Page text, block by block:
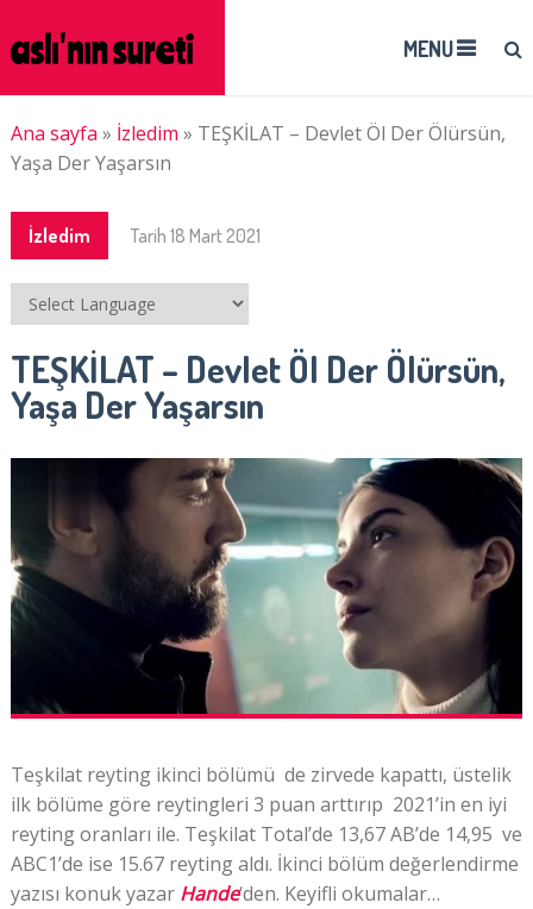
MENU
Ana sayfa » İzledim » TEŞKİLAT – Devlet Öl Der Ölürsün,
Yaşa Der Yaşarsın
İzledim Tarih 18 Mart 2021
TEŞKİLAT – Devlet Öl Der Ölürsün,
Yaşa Der Yaşarsın
Teşkilat reyting ikinci bölümü de zirvede kapattı, üstelik
ilk bölüme göre reytingleri 3 puan arttırıp 2021’in en iyi
reyting oranları ile. Teşkilat Total’de 13,67 AB’de 14,95 ve
ABC1’de ise 15.67 reyting aldı. İkinci bölüm değerlendirme
yazısı konuk yazar Hande‘den. Keyifli okumalar…